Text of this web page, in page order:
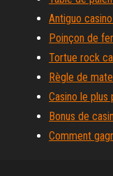
Antiguo
Poinçon de
Tortue rock
Règle de
Casino le
Bonus de
Comment